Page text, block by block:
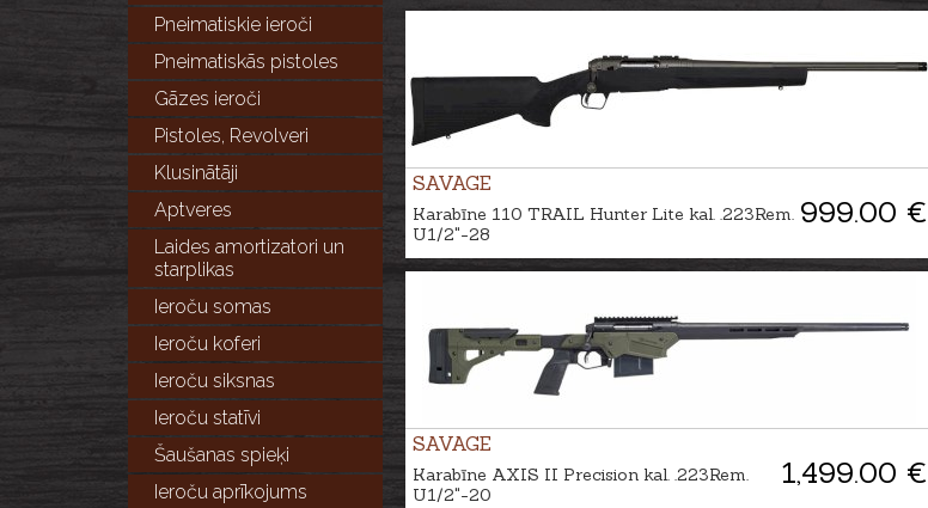
Pneimatiskie ieroči
Pneimatiskās pistoles
Gāzes ieroči
Pistoles, Revolveri
Klusinātāji
Aptveres
Laides amortizatori un
starplikas
Ieroču somas
Ieroču koferi
Ieroču siksnas
Ieroču statīvi
Šaušanas spieķi
Ieroču aprīkojums
SAVAGE
999.00 €
Karabīne 110 TRAIL Hunter Lite kal. .223Rem.
U1/2"-28
SAVAGE
1,499.00 €
Karabīne AXIS II Precision kal. .223Rem.
U1/2"-20